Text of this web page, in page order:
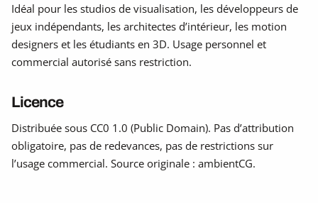
Idéal pour les studios de visualisation, les développeurs de
jeux indépendants, les architectes d’intérieur, les motion
designers et les étudiants en 3D. Usage personnel et
commercial autorisé sans restriction.
Licence
Distribuée sous CC0 1.0 (Public Domain). Pas d’attribution
obligatoire, pas de redevances, pas de restrictions sur
l’usage commercial. Source originale : ambientCG.